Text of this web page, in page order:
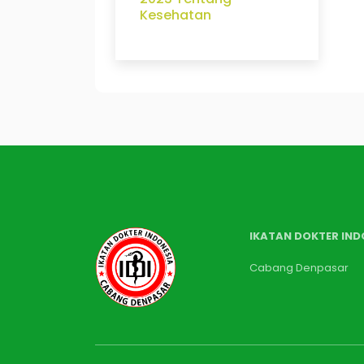
Kesehatan
IKATAN DOKTER
Cabang Denpasar